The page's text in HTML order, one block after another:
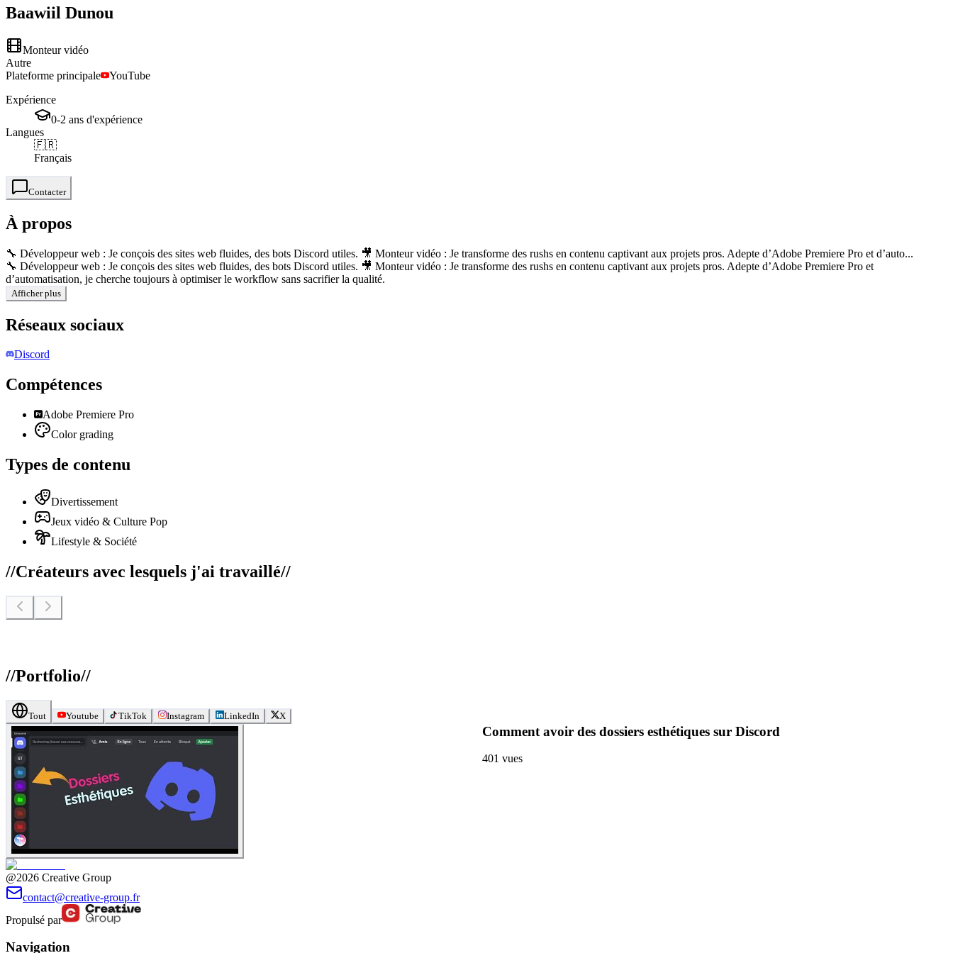
Baawiil Dunou
Monteur vidéo
Autre
Plateforme principale
YouTube
Expérience
0-2 ans d'expérience
Langues
🇫🇷
Français
Contacter
À propos
🔧 Développeur web : Je conçois des sites web fluides, des bots Discord utiles. 🎥 Monteur vidéo : Je transforme des rushs en contenu captivant aux projets pros. Adepte d’Adobe Premiere Pro et d’auto...
🔧 Développeur web : Je conçois des sites web fluides, des bots Discord utiles. 🎥 Monteur vidéo : Je transforme des rushs en contenu captivant aux projets pros. Adepte d’Adobe Premiere Pro et
d’automatisation, je cherche toujours à optimiser le workflow sans sacrifier la qualité.
Afficher plus
Réseaux sociaux
Discord
Compétences
Adobe Premiere Pro
Color grading
Types de contenu
Divertissement
Jeux vidéo & Culture Pop
Lifestyle & Société
//Créateurs avec lesquels j'ai travaillé//
//Portfolio//
Tout Youtube TikTok Instagram LinkedIn X
Comment avoir des dossiers esthétiques sur Discord
401 vues
@2026 Creative Group
contact@creative-group.fr
Propulsé par
Navigation